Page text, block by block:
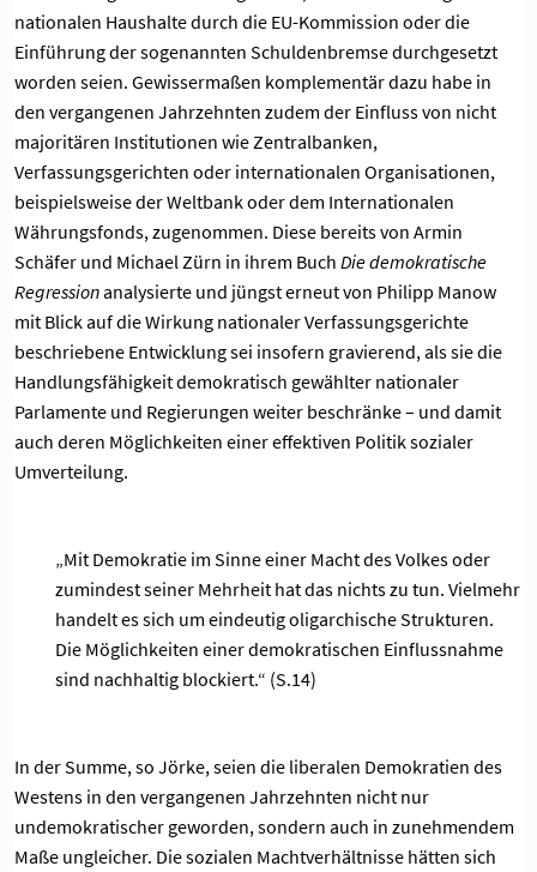
nationalen Haushalte durch die EU-Kommission oder die
Einführung der sogenannten Schuldenbremse durchgesetzt
worden seien. Gewissermaßen komplementär dazu habe in
den vergangenen Jahrzehnten zudem der Einfluss von nicht
majoritären Institutionen wie Zentralbanken,
Verfassungsgerichten oder internationalen Organisationen,
beispielsweise der Weltbank oder dem Internationalen
Währungsfonds, zugenommen. Diese bereits von Armin
Schäfer und Michael Zürn in ihrem Buch Die demokratische
Regressionanalysierte und jüngst erneut von Philipp Manow
mit Blick auf die Wirkung nationaler Verfassungsgerichte
beschriebene Entwicklung sei insofern gravierend, als sie die
Handlungsfähigkeit demokratisch gewählter nationaler
Parlamente und Regierungen weiter beschränke – und damit
auch deren Möglichkeiten einer effektiven Politik sozialer
Umverteilung.
„Mit Demokratie im Sinne einer Macht des Volkes oder
zumindest seiner Mehrheit hat das nichts zu tun. Vielmehr
handelt es sich um eindeutig oligarchische Strukturen.
Die Möglichkeiten einer demokratischen Einflussnahme
sind nachhaltig blockiert.“ (S.14)
In der Summe, so Jörke, seien die liberalen Demokratien des
Westens in den vergangenen Jahrzehnten nicht nur
undemokratischer geworden, sondern auch in zunehmendem
Maße ungleicher. Die sozialen Machtverhältnisse hätten sich